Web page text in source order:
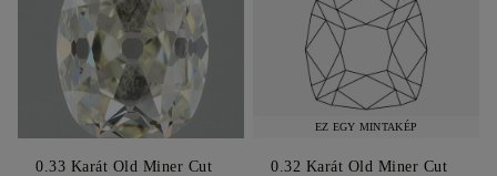
0.33 Karát Old Miner Cut
EZ EGY MINTAKÉP
0.32 Karát Old Miner Cut